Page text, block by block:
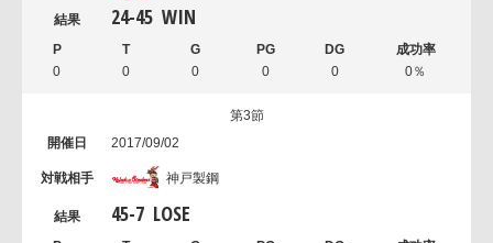
24-45 WIN
0 0 0 0 0 0％
第3節
2017/09/02
神戸製鋼
45-7 LOSE